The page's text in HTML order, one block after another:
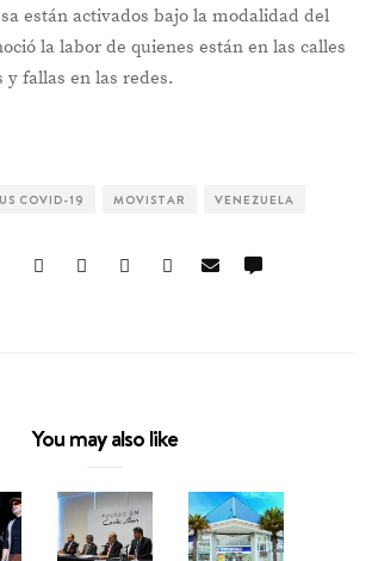
están activados bajo la modalidad del
la labor de quienes están en las calles
fallas en las redes.
COVID-19 MOVISTAR VENEZUELA
You may also like